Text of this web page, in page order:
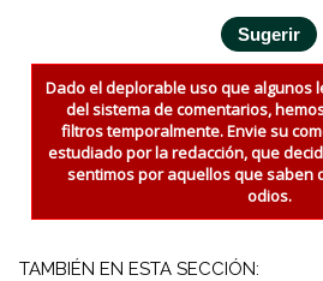
Dado el deplorable uso que algunos
del sistema de comentarios,
filtros temporalmente. Envie su
estudiado por la redacción, que
sentimos por aquellos que saben
odios.
TAMBIÉN EN ESTA SECCIÓN: